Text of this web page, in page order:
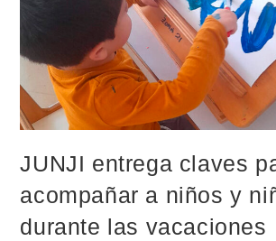
JUNJI entrega claves
acompañar a niños y
durante las vacaciones